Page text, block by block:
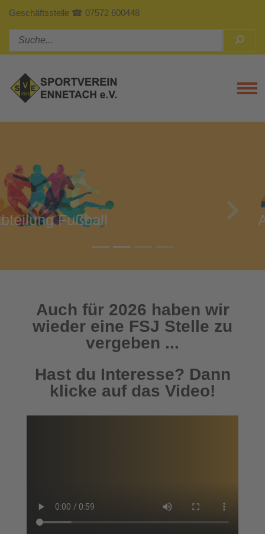
Geschäftsstelle ☎ 07572 600448
Abteilung Turnen
Previous Next
Auch für 2026 haben wir
wieder eine FSJ Stelle zu
vergeben ...
Hast du Interesse? Dann
klicke auf das Video!